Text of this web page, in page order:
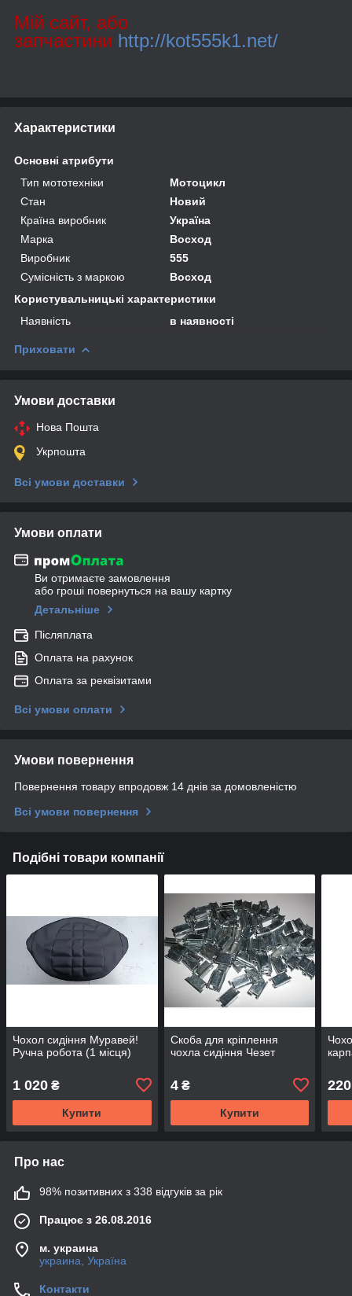
Мій сайт, або
запчастини http://kot555k1.net/
Характеристики
Основні атрибути
Тип мототехніки
Мотоцикл
Стан
Новий
Країна виробник
Україна
Марка
Восход
Виробник
555
Сумісність з маркою
Восход
Користувальницькі характеристики
Наявність
в наявності
Приховати
Умови доставки
Нова Пошта
Укрпошта
Всі умови доставки
Умови оплати
Ви отримаєте замовлення
або гроші повернуться на вашу картку
Детальніше
Післяплата
Оплата на рахунок
Оплата за реквізитами
Всі умови оплати
Умови повернення
Повернення товару впродовж 14 днів за домовленістю
Всі умови повернення
Подібні товари компанії
Чохол сидіння Муравей!
Ручна робота (1 місця)
1 020 ₴
Купити
Скоба для кріплення
чохла сидіння Чезет
4₴
Купити
220
Про нас
98% позитивних з 338 відгуків за рік
Працює з 26.08.2016
м. украина
украина, Україна
Контакти